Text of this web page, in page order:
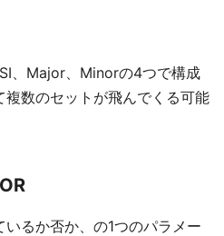
、Major、Minorの4つで構成
複数のセットが飛んでくる可能
るか否か、の1つのパラメー